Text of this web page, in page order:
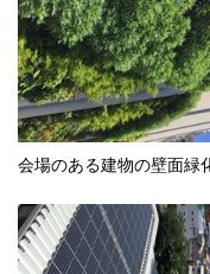
会場のある建物の壁面緑